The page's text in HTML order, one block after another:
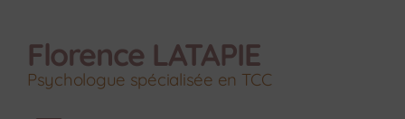
Florence LATAPIE
Psychologue spécialisée en TCC